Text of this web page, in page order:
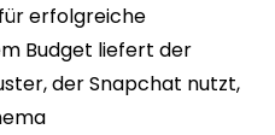
erfolgreiche
Budget liefert der
der Snapchat nutzt,